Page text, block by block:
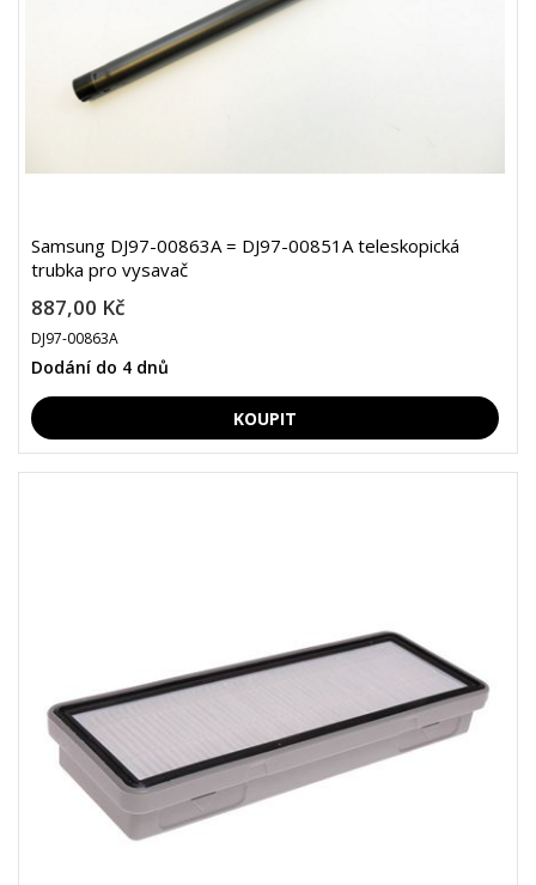
Samsung DJ97-00863A = DJ97-00851A teleskopická
trubka pro vysavač
887,00 Kč
DJ97-00863A
Dodání do 4 dnů